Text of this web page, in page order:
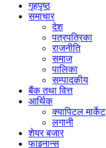
गृहपृष्ठ
समाचार
देश
पत्रपत्रिका
राजनीति
समाज
पालिका
सम्पादकीय
बैंक तथा वित्त
आर्थिक
क्यापिटल मार्केट
लगानी
शेयर बजार
फाइनान्स